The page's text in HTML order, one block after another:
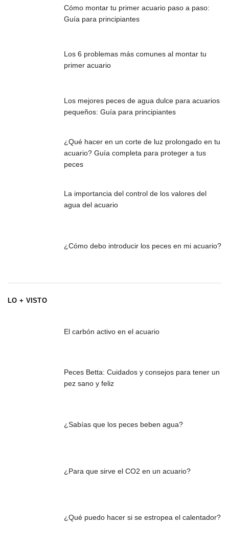
Cómo montar tu primer acuario paso a paso:
Guía para principiantes
Los 6 problemas más comunes al montar tu
primer acuario
Los mejores peces de agua dulce para acuarios
pequeños: Guía para principiantes
¿Qué hacer en un corte de luz prolongado en tu
acuario? Guía completa para proteger a tus
peces
La importancia del control de los valores del
agua del acuario
¿Cómo debo introducir los peces en mi acuario?
LO + VISTO
El carbón activo en el acuario
Peces Betta: Cuidados y consejos para tener un
pez sano y feliz
¿Sabías que los peces beben agua?
¿Para que sirve el CO2 en un acuario?
¿Qué puedo hacer si se estropea el calentador?